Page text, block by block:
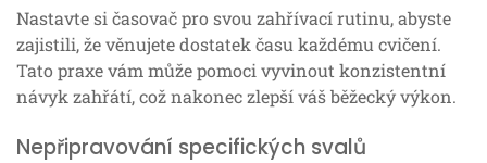
Nastavte si časovač pro svou zahřívací rutinu, abyste
zajistili, že věnujete dostatek času každému cvičení.
Tato praxe vám může pomoci vyvinout konzistentní
návyk zahřátí, což nakonec zlepší váš běžecký výkon.
Nepřipravování specifických svalů